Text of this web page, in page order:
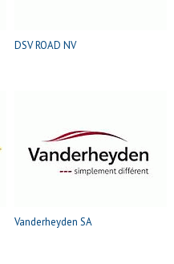
DSV ROAD NV
Vanderheyden SA